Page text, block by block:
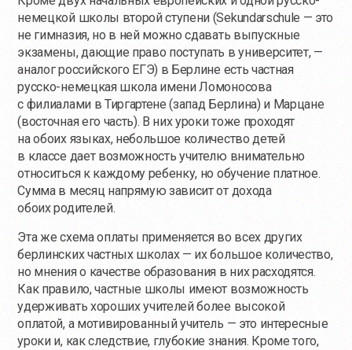
немецкой школы второй ступени (Sekundarschule — это
не гимназия, но в ней можно сдавать выпускные
экзамены, дающие право поступать в университет, —
аналог российского ЕГЭ) в Берлине есть частная
русско-немецкая школа имени Ломоносова
с филиалами в Тиргартене (запад Берлина) и Марцане
(восточная его часть). В них уроки тоже проходят
на обоих языках, небольшое количество детей
в классе дает возможность учителю внимательно
относиться к каждому ребенку, но обучение платное.
Сумма в месяц напрямую зависит от дохода
обоих родителей.
Эта же схема оплаты применяется во всех других
берлинских частных школах — их большое количество,
но мнения о качестве образования в них расходятся.
Как правило, частные школы имеют возможность
удерживать хороших учителей более высокой
оплатой, а мотивированный учитель — это интересные
уроки и, как следствие, глубокие знания. Кроме того,